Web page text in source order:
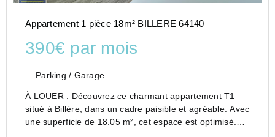
Appartement 1 pièce 18m² BILLERE 64140
390€ par mois
Parking / Garage
À LOUER : Découvrez ce charmant appartement T1
situé à Billère, dans un cadre paisible et agréable. Avec
une superficie de 18.05 m², cet espace est optimisé.